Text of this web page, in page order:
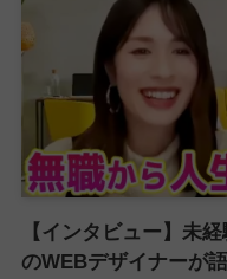
【インタビュー】未
のWEBデザイナーが